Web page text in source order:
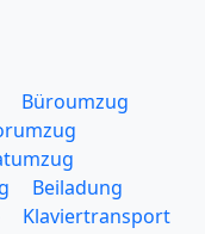
Büroumzug
Beiladung
Klaviertransport